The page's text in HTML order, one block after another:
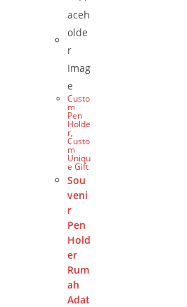
Custo
m
Pen
Holde
r,
Custo
m
Uniqu
e Gift
Sou
veni
r
Pen
Hold
er
Rum
ah
Adat